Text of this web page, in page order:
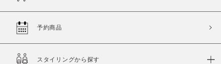
予約商品
スタイリングから探す